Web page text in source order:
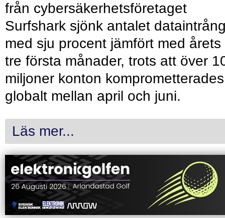
från cybersäkerhetsföretaget
Surfshark sjönk antalet
med sju procent jämfört med årets
tre första månader, trots att över
miljoner konton komprometterades
globalt mellan april och juni.
Läs mer...